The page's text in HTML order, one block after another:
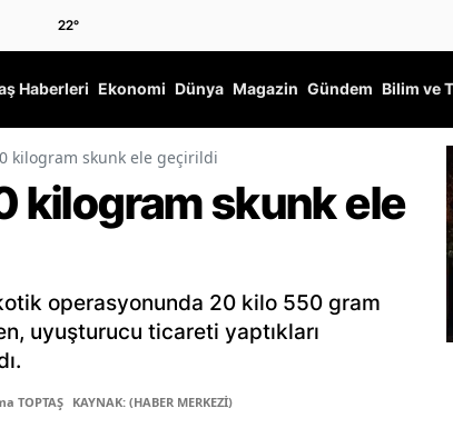
22°
Haberleri Ekonomi Dünya Magazin Gündem Bilim ve
kilogram skunk ele geçirildi
kilogram skunk ele
operasyonunda 20 kilo 550 gram
uyuşturucu ticareti yaptıkları
TOPTAŞ KAYNAK: (HABER MERKEZİ)